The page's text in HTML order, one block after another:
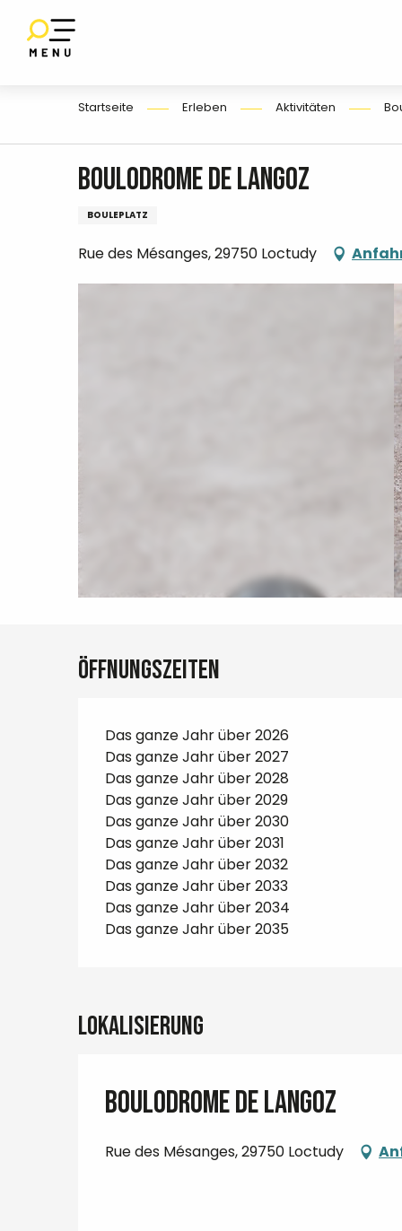
contenu
Startseite Erleben Aktivitäten
Boulodrome de Langoz
BOULEPLATZ
Rue des Mésanges, 29750 Loctudy
Öffnungszeiten
Das ganze Jahr über 2026
Das ganze Jahr über 2027
Das ganze Jahr über 2028
Das ganze Jahr über 2029
Das ganze Jahr über 2030
Das ganze Jahr über 2031
Das ganze Jahr über 2032
Das ganze Jahr über 2033
Das ganze Jahr über 2034
Das ganze Jahr über 2035
Lokalisierung
Boulodrome de Langoz
Rue des Mésanges, 29750 Loctudy